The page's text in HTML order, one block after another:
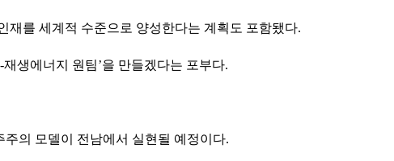
재를 세계적 수준으로 양성한다는 계획도 포함됐다.
생에너지 원팀’을 만들겠다는 포부다.
의 모델이 전남에서 실현될 예정이다.